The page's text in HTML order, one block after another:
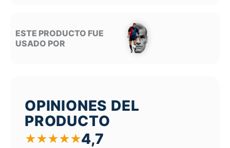
ESTE PRODUCTO FUE
USADO POR
OPINIONES DEL
PRODUCTO
★★★★★4,7